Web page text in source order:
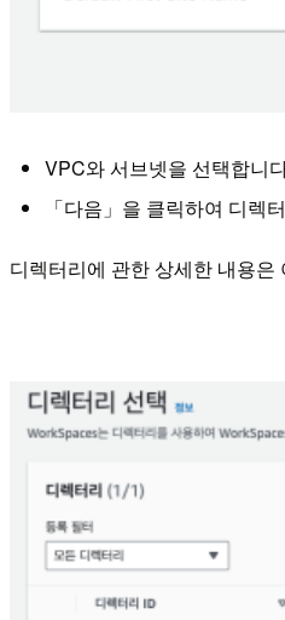
VPC와 서브넷을 선택합니
「다음」을 클릭하여 디렉
디렉터리에 관한 상세한 내용